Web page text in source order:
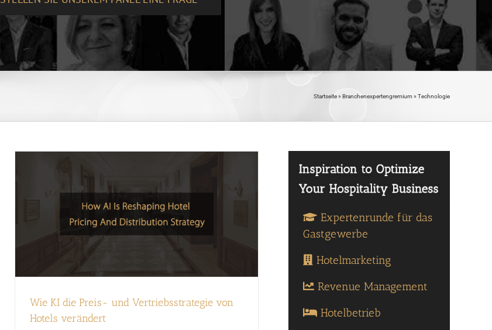
Startseite» Branchenexpertengremium » Technologie
Wie KI die Preis- und Vertriebsstrategie von
Hotels verändert
Expertenrunde für das
Gastgewerbe
Hotelmarketing
Revenue Management
Hotelbetrieb